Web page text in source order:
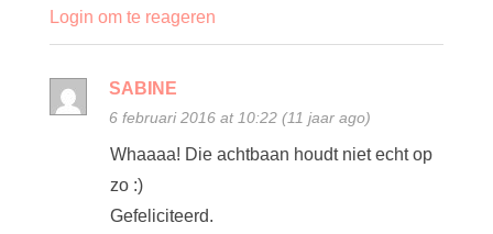
Login om te reageren
SABINE
6 februari 2016 at 10:22 (11 jaar ago)
Whaaaa! Die achtbaan houdt niet echt op
zo :)
Gefeliciteerd.